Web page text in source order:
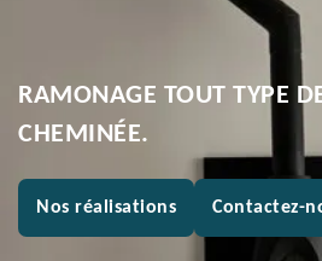
RAMONAGE TOUT TYPE
CHEMINÉE.
Nos réalisations Contactez-